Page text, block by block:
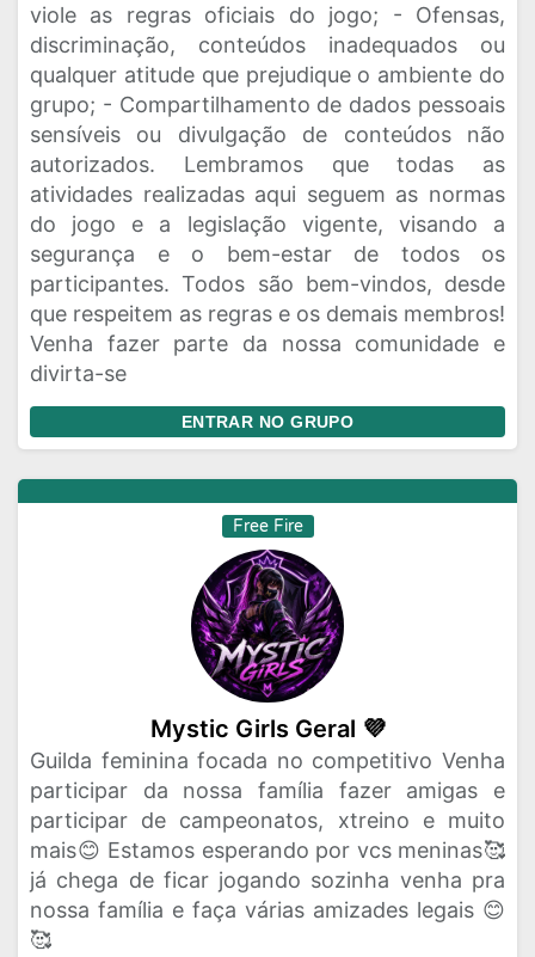
viole as regras oficiais do jogo; - Ofensas,
discriminação, conteúdos inadequados ou
qualquer atitude que prejudique o ambiente do
grupo; - Compartilhamento de dados pessoais
sensíveis ou divulgação de conteúdos não
autorizados. Lembramos que todas as
atividades realizadas aqui seguem as normas
do jogo e a legislação vigente, visando a
segurança e o bem-estar de todos os
participantes. Todos são bem-vindos, desde
que respeitem as regras e os demais membros!
Venha fazer parte da nossa comunidade e
divirta-se
ENTRAR NO GRUPO
Free Fire
Mystic Girls Geral 💜
Guilda feminina focada no competitivo Venha
participar da nossa família fazer amigas e
participar de campeonatos, xtreino e muito
mais😊 Estamos esperando por vcs meninas🥰
já chega de ficar jogando sozinha venha pra
nossa família e faça várias amizades legais 😊
🥰